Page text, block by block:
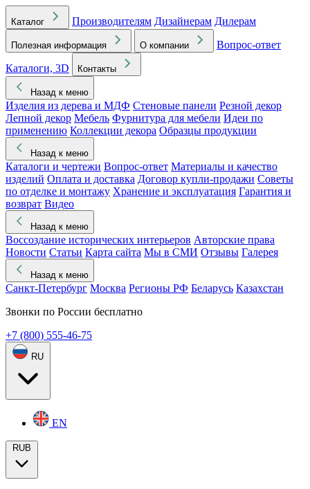
Каталог Производителям Дизайнерам Дилерам
Полезная информация О компании
Вопрос-ответ
Каталоги, 3D
Контакты
Назад к меню
Изделия из дерева и МДФ Стеновые панели Резной декор
Лепной декор Мебель Фурнитура для мебели Идеи по
применению Коллекции декора Образцы продукции
Назад к меню
Каталоги и чертежи Вопрос-ответ Материалы и качество
изделий Оплата и доставка Договор купли-продажи Советы
по отделке и монтажу Хранение и эксплуатация Гарантия и
возврат Видео
Назад к меню
Воссоздание исторических интерьеров Авторские права
Новости Статьи Карта сайта Мы в СМИ Отзывы Галерея
Назад к меню
Санкт-Петербург Москва Регионы РФ Беларусь Казахстан
Звонки по России бесплатно
+7 (800) 555-46-75
RU
EN
RUB